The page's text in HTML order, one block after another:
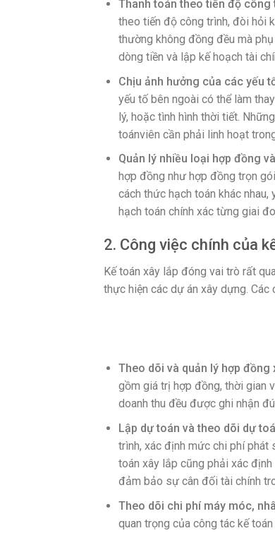
Thanh toán theo tiến độ công
theo tiến độ công trình, đòi hỏi
thường không đồng đều mà
dòng tiền và lập kế hoạch tài
Chịu ảnh hưởng của các yếu
yếu tố bên ngoài có thể làm
lý, hoặc tình hình thời tiết.
toánviên cần phải linh hoạt
Quản lý nhiều loại hợp đồng
hợp đồng như hợp đồng trọn
cách thức hạch toán khác
hạch toán chính xác từng giai
2. Công việc chính của
Kế toán xây lắp đóng vai trò rất
thực hiện các dự án xây dựng.
Theo dõi và quản lý hợp đồng
gồm giá trị hợp đồng, thời gian
doanh thu đều được ghi nhận
Lập dự toán và theo dõi dự
trình, xác định mức chi phí phát
toán xây lắp cũng phải xác
đảm bảo sự cân đối tài chính
Theo dõi chi phí máy móc,
quan trọng của công tác kế